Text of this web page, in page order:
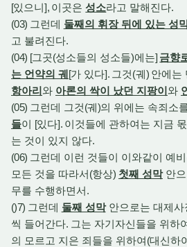
[있으니], 이곳은성소라고 말해진다.
(03) 그런데 둘째의 휘장 뒤에 있는 성
고 불려진다.
(04) [그곳(성소들의 성소들)에는] 금향
는 언약의 궤[가 있다]. 그것(궤) 안에는
항아리와 아론의 싹이 났던 지팡이와
(05) 그런데 그것(궤)의 위에는 속죄소
들이 [있다]. 이것들에 관하여는 지금
는 것이 있지 않다.
(06) 그런데 이런 것들이 이와같이 예
모든 것을 따라서(항상) 첫째 성막안으
무를 수행하면서.
()7) 그런데 둘째 성막안으로는 대제사
씩 들어간다. 그는 자기자신들을 위하
의 모르고 지은 죄들을 위하여(대신하